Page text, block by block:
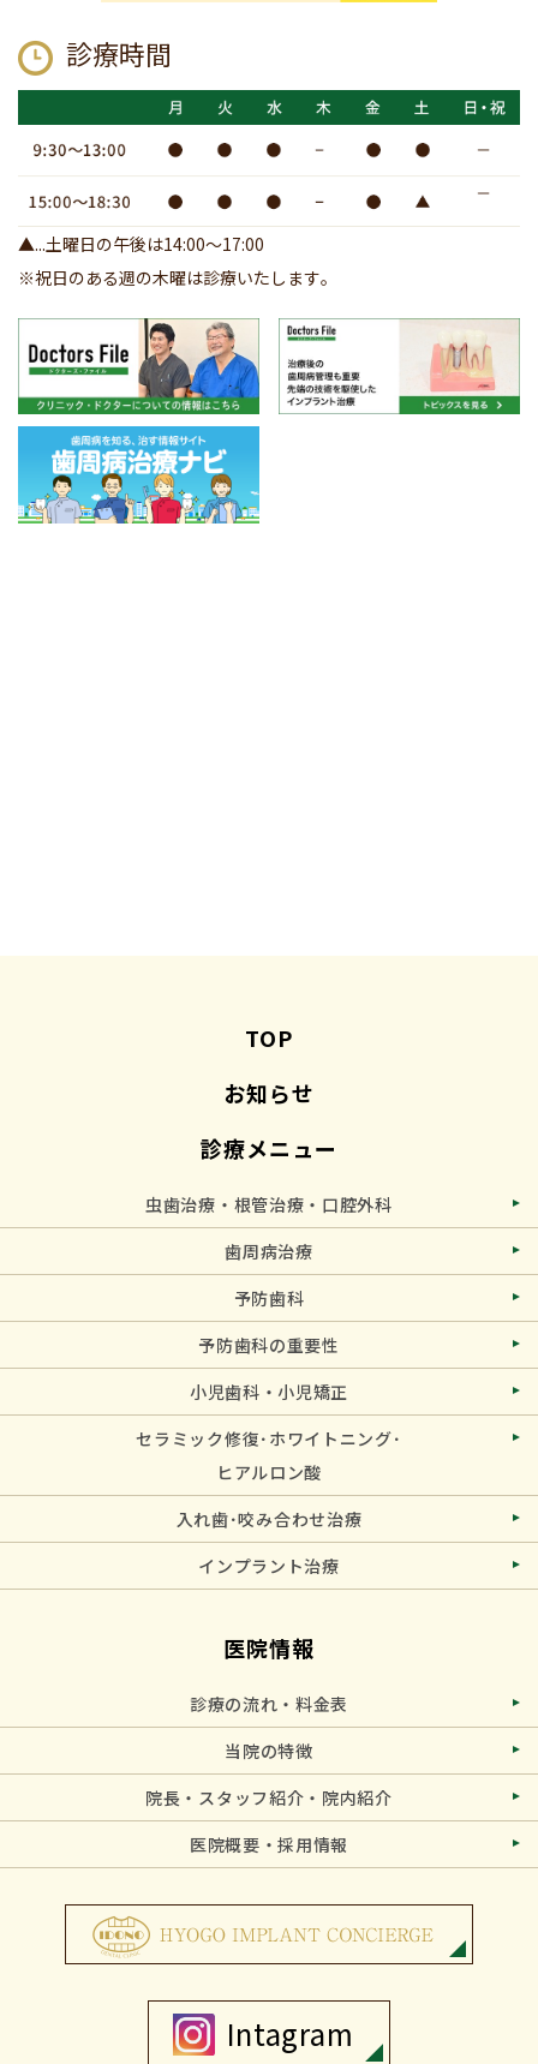
診療時間
▲...土曜日の午後は14:00～17:00
※祝日のある週の木曜は診療いたします｡
TOP
お知らせ
診療メニュー
虫歯治療・根管治療・口腔外科
歯周病治療
予防歯科
予防歯科の重要性
小児歯科・小児矯正
セラミック修復･ホワイトニング･
ヒアルロン酸
入れ歯･咬み合わせ治療
インプラント治療
医院情報
診療の流れ・料金表
当院の特徴
院長・スタッフ紹介・院内紹介
医院概要・採用情報
Intagram